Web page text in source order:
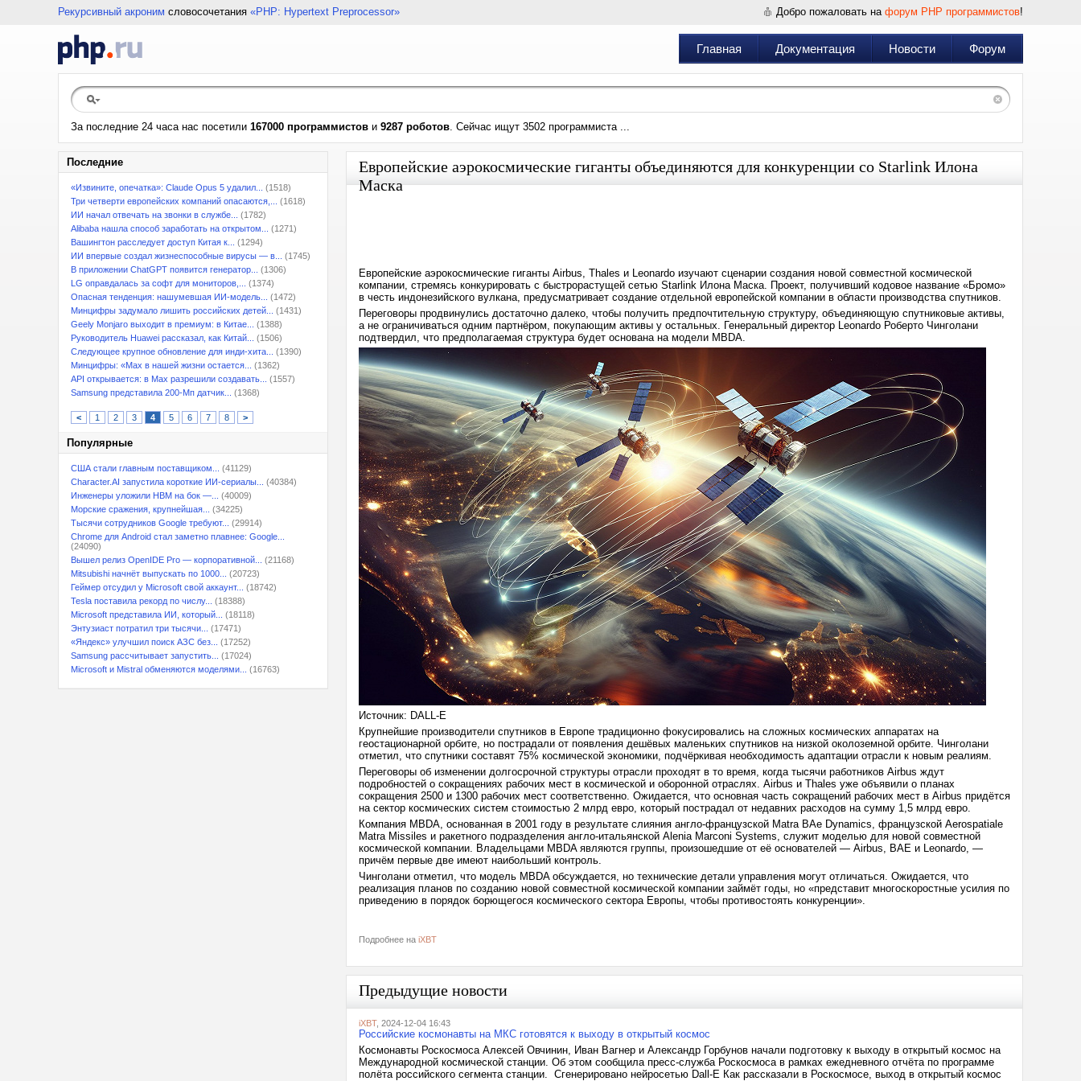
Рекурсивный акроним словосочетания «PHP: Hypertext Preprocessor» Добро пожаловать на форум PHP программистов!
Главная Документация Новости Форум
За последние 24 часа нас посетили 167000 программистов и 9287 роботов. Сейчас ищут 3502 программиста ...
Последние
«Извините, опечатка»: Claude Opus 5 удалил...
(1518)
Три четверти европейских компаний опасаются,...
(1618)
ИИ начал отвечать на звонки в службе...
(1782)
Alibaba нашла способ заработать на открытом...
(1271)
Вашингтон расследует доступ Китая к...
(1294)
ИИ впервые создал жизнеспособные вирусы — в...
(1745)
В приложении ChatGPT появится генератор...
(1306)
LG оправдалась за софт для мониторов,...
(1374)
Опасная тенденция: нашумевшая ИИ-модель...
(1472)
Минцифры задумало лишить российских детей...
(1431)
Geely Monjaro выходит в премиум: в Китае...
(1388)
Руководитель Huawei рассказал, как Китай...
(1506)
Следующее крупное обновление для инди-хита...
(1390)
Минцифры: «Max в нашей жизни остается...
(1362)
API открывается: в Max разрешили создавать...
(1557)
Samsung представила 200-Мп датчик...
(1368)
< 1 2 3 4 5 6 7 8 >
Популярные
США стали главным поставщиком...
(41129)
Character.AI запустила короткие ИИ-сериалы...
(40384)
Инженеры уложили HBM на бок —...
(40009)
Морские сражения, крупнейшая...
(34225)
Тысячи сотрудников Google требуют...
(29914)
Chrome для Android стал заметно плавнее: Google...
(24090)
Вышел релиз OpenIDE Pro — корпоративной...
(21168)
Mitsubishi начнёт выпускать по 1000...
(20723)
Геймер отсудил у Microsoft свой аккаунт...
(18742)
Tesla поставила рекорд по числу...
(18388)
Microsoft представила ИИ, который...
(18118)
Энтузиаст потратил три тысячи...
(17471)
«Яндекс» улучшил поиск АЗС без...
(17252)
Samsung рассчитывает запустить...
(17024)
Microsoft и Mistral обменяются моделями...
(16763)
Европейские аэрокосмические гиганты объединяются для конкуренции со Starlink Илона
Маска
Европейские аэрокосмические гиганты Airbus, Thales и Leonardo изучают сценарии создания новой совместной космической
компании, стремясь конкурировать с быстрорастущей сетью Starlink Илона Маска. Проект, получивший кодовое название «Бромо»
в честь индонезийского вулкана, предусматривает создание отдельной европейской компании в области производства спутников.
Переговоры продвинулись достаточно далеко, чтобы получить предпочтительную структуру, объединяющую спутниковые активы,
а не ограничиваться одним партнёром, покупающим активы у остальных. Генеральный директор Leonardo Роберто Чинголани
подтвердил, что предполагаемая структура будет основана на модели MBDA.
Источник: DALL-E
Крупнейшие производители спутников в Европе традиционно фокусировались на сложных космических аппаратах на
геостационарной орбите, но пострадали от появления дешёвых маленьких спутников на низкой околоземной орбите. Чинголани
отметил, что спутники составят 75% космической экономики, подчёркивая необходимость адаптации отрасли к новым реалиям.
Переговоры об изменении долгосрочной структуры отрасли проходят в то время, когда тысячи работников Airbus ждут
подробностей о сокращениях рабочих мест в космической и оборонной отраслях. Airbus и Thales уже объявили о планах
сокращения 2500 и 1300 рабочих мест соответственно. Ожидается, что основная часть сокращений рабочих мест в Airbus придётся
на сектор космических систем стоимостью 2 млрд евро, который пострадал от недавних расходов на сумму 1,5 млрд евро.
Компания MBDA, основанная в 2001 году в результате слияния англо-французской Matra BAe Dynamics, французской Aerospatiale
Matra Missiles и ракетного подразделения англо-итальянской Alenia Marconi Systems, служит моделью для новой совместной
космической компании. Владельцами MBDA являются группы, произошедшие от её основателей — Airbus, BAE и Leonardo, —
причём первые две имеют наибольший контроль.
Чинголани отметил, что модель MBDA обсуждается, но технические детали управления могут отличаться. Ожидается, что
реализация планов по созданию новой совместной космической компании займёт годы, но «представит многоскоростные усилия по
приведению в порядок борющегося космического сектора Европы, чтобы противостоять конкуренции».
Подробнее на iXBT
Предыдущие новости
iXBT, 2024-12-04 16:43
Российские космонавты на МКС готовятся к выходу в открытый космос
Космонавты Роскосмоса Алексей Овчинин, Иван Вагнер и Александр Горбунов начали подготовку к выходу в открытый космос на
Международной космической станции. Об этом сообщила пресс-служба Роскосмоса в рамках ежедневного отчёта по программе
полёта российского сегмента станции. Сгенерировано нейросетью Dall-E Как рассказали в Роскосмосе, выход в открытый космос